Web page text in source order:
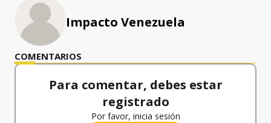
Impacto Venezuela
COMENTARIOS
Para comentar, debes estar
registrado
Por favor, inicia sesión